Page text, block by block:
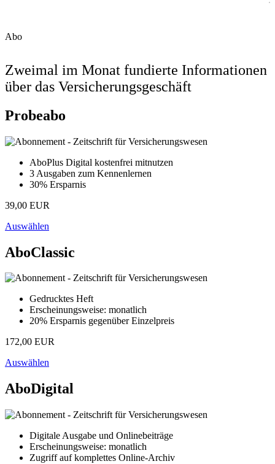
Abo
Zweimal im Monat fundierte Informationen
über das Versicherungsgeschäft
Probeabo
AboPlus Digital kostenfrei mitnutzen
3 Ausgaben zum Kennenlernen
30% Ersparnis
39,00 EUR
Auswählen
AboClassic
Gedrucktes Heft
Erscheinungsweise: monatlich
20% Ersparnis gegenüber Einzelpreis
172,00 EUR
Auswählen
AboDigital
Digitale Ausgabe und Onlinebeiträge
Erscheinungsweise: monatlich
Zugriff auf komplettes Online-Archiv